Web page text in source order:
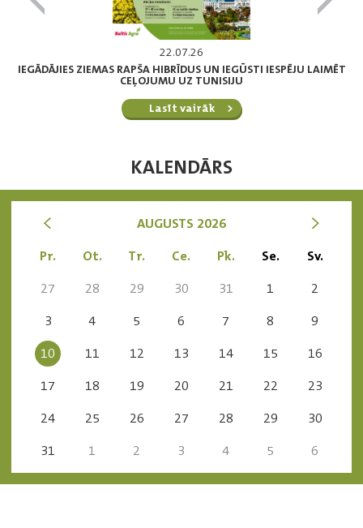
22.07.26
IEGĀDĀJIES ZIEMAS RAPŠA HIBRĪDUS UN IEGŪSTI IESPĒJU LAIMĒT
CEĻOJUMU UZ TUNISIJU
Lasīt vairāk
KALENDĀRS
< AUGUSTS 2026 >
Pr. Ot. Tr. Ce. Pk. Se.
Sv.
27
28 29 30 31 1
2
3
4 5 6 7 8
9
10
11 12 13 14 15
16
17
18 19 20 21 22
23
24
25 26 27 28 29
30
31
1 2 3 4 5 6